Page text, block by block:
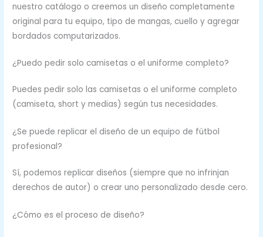
nuestro catálogo o creemos un diseño completamente
original para tu equipo, tipo de mangas, cuello y agregar
bordados computarizados.
¿Puedo pedir solo camisetas o el uniforme completo?
Puedes pedir solo las camisetas o el uniforme completo
(camiseta, short y medias) según tus necesidades.
¿Se puede replicar el diseño de un equipo de fútbol
profesional?
Sí, podemos replicar diseños (siempre que no infrinjan
derechos de autor) o crear uno personalizado desde cero.
¿Cómo es el proceso de diseño?